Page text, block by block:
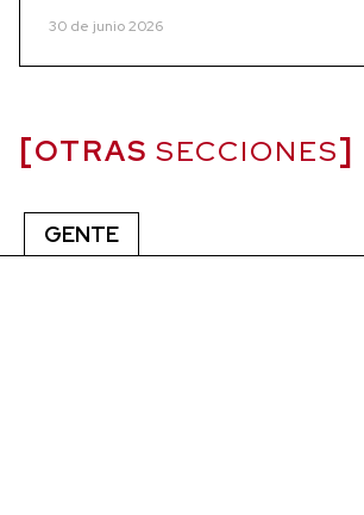
30 de junio 2026
OTRAS SECCIONES
GENTE